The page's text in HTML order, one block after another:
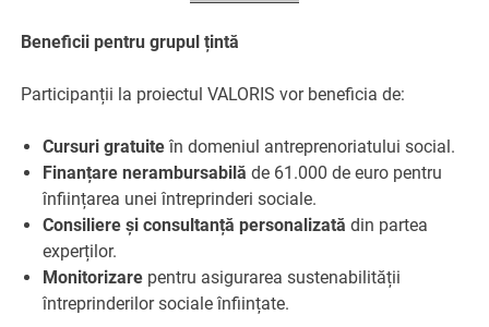
Beneficii pentru grupul țintă
Participanții la proiectul VALORIS vor beneficia de:
Cursuri gratuite în domeniul antreprenoriatului social.
Finanțare nerambursabilă de 61.000 de euro pentru
înființarea unei întreprinderi sociale.
Consiliere și consultanță personalizată din partea
experților.
Monitorizare pentru asigurarea sustenabilității
întreprinderilor sociale înființate.